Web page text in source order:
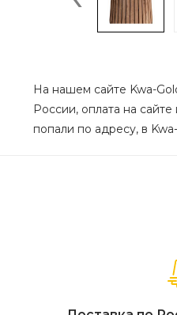
На нашем сайте Kwa-
России, оплата на
попали по адресу, в